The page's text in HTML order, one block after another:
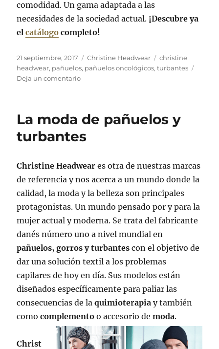
comodidad. Un gama adaptada a las
necesidades de la sociedad actual. ¡Descubre ya
elcatálogo completo!
Publicado
el
21 septiembre, 2017 Categorías
Christine Headwear Etiquetas
christine
headwear, pañuelos, pañuelos oncológicos,turbantes
Deja un comentarioen
tus
problemas
capilares
La moda de pañuelos y
turbantes
Christine Headwear es otra de nuestras marcas
de referencia y nos acerca a un mundo donde la
calidad, la moda y la belleza son principales
protagonistas. Un mundo pensado por y para la
mujer actual y moderna. Se trata del fabricante
danés número uno a nivel mundial en
pañuelos, gorros y turbantes con el objetivo de
dar una solución textil a los problemas
capilares de hoy en día. Sus modelos están
diseñados específicamente para paliar las
consecuencias de laquimioterapia y también
comocomplemento o accesorio demoda.
Christ